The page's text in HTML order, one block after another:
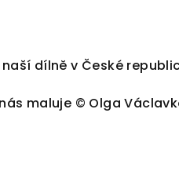
dílně v České
maluje © Olga